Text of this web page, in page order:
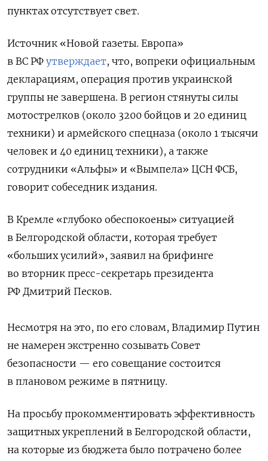
пунктах отсутствует свет.
Источник «Новой газеты. Европа»
в ВС РФ утверждает, что, вопреки официальным
декларациям, операция против украинской
группы не завершена. В регион стянуты силы
мотострелков (около 3200 бойцов и 20 единиц
техники) и армейского спецназа (около 1 тысячи
человек и 40 единиц техники), а также
сотрудники «Альфы» и «Вымпела» ЦСН ФСБ,
говорит собеседник издания.
В Кремле «глубоко обеспокоены» ситуацией
в Белгородской области, которая требует
«больших усилий», заявил на брифинге
во вторник пресс-секретарь президента
РФ Дмитрий Песков.
Несмотря на это, по его словам, Владимир Путин
не намерен экстренно созывать Совет
безопасности — его совещание состоится
в плановом режиме в пятницу.
На просьбу прокомментировать эффективность
защитных укреплений в Белгородской области,
на которые из бюджета было потрачено более